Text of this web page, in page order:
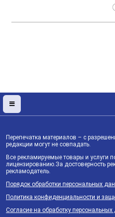
Перепечатка материалов – с
редакции могут не совпадать.
Все рекламируемые товары и услуги
лицензированию.За достоверность
рекламодатель.
Порядок обработки персональных
Политика конфиденциальности и
Согласие на обработку